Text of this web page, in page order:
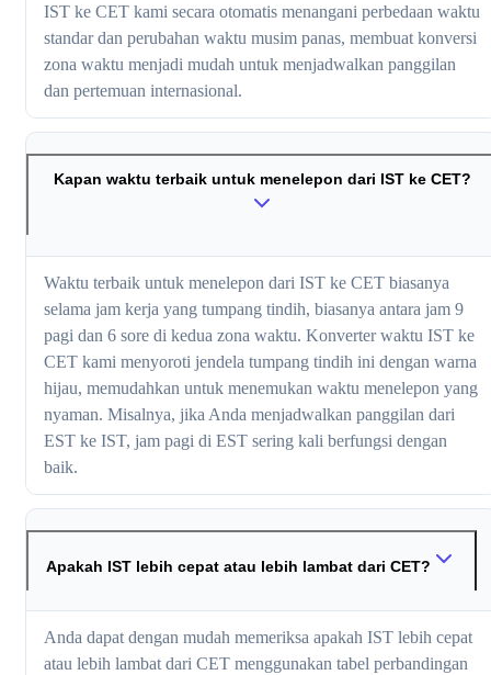
IST ke CET kami secara otomatis menangani perbedaan waktu
standar dan perubahan waktu musim panas, membuat konversi
zona waktu menjadi mudah untuk menjadwalkan panggilan
dan pertemuan internasional.
Kapan waktu terbaik untuk menelepon dari IST ke CET?
Waktu terbaik untuk menelepon dari IST ke CET biasanya
selama jam kerja yang tumpang tindih, biasanya antara jam 9
pagi dan 6 sore di kedua zona waktu. Konverter waktu IST ke
CET kami menyoroti jendela tumpang tindih ini dengan warna
hijau, memudahkan untuk menemukan waktu menelepon yang
nyaman. Misalnya, jika Anda menjadwalkan panggilan dari
EST ke IST, jam pagi di EST sering kali berfungsi dengan
baik.
Apakah IST lebih cepat atau lebih lambat dari CET?
Anda dapat dengan mudah memeriksa apakah IST lebih cepat
atau lebih lambat dari CET menggunakan tabel perbandingan